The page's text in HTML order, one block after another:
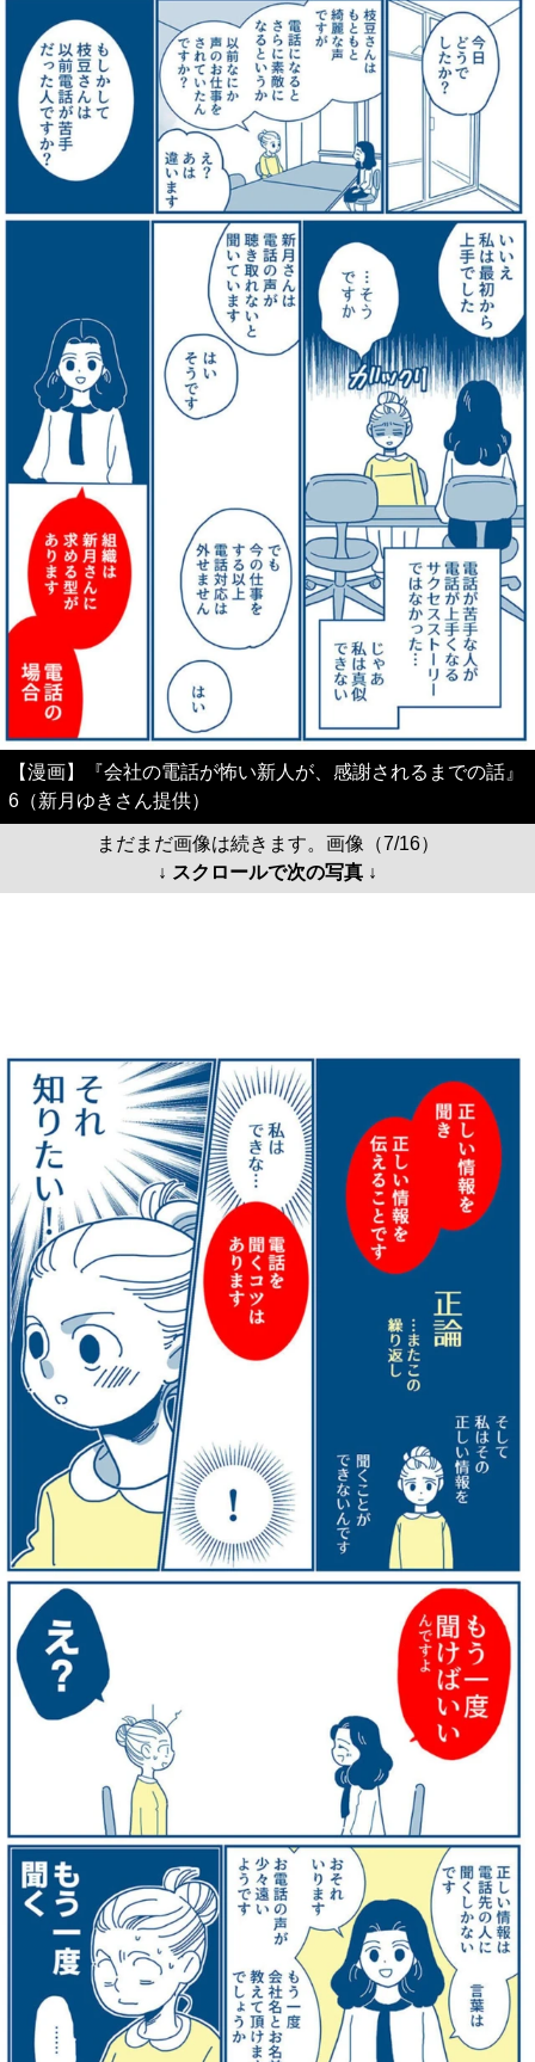
【漫画】『会社の電話が怖い新人が、感謝されるまでの話』
6（新月ゆきさん提供）
まだまだ画像は続きます。画像（7/16）
↓ スクロールで次の写真 ↓